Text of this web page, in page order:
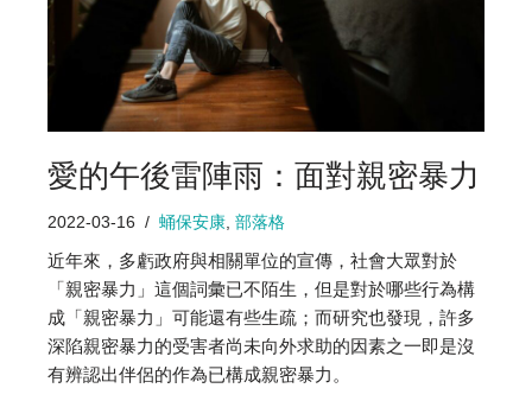
愛的午後雷陣雨：面對親密暴力
2022-03-16 蛹保安康 部落格
近年來，多虧政府與相關單位的宣傳，社會大眾對於
「親密暴力」這個詞彙已不陌生，但是對於哪些行為構
成「親密暴力」可能還有些生疏；而研究也發現，許多
深陷親密暴力的受害者尚未向外求助的因素之一即是沒
有辨認出伴侶的作為已構成親密暴力。